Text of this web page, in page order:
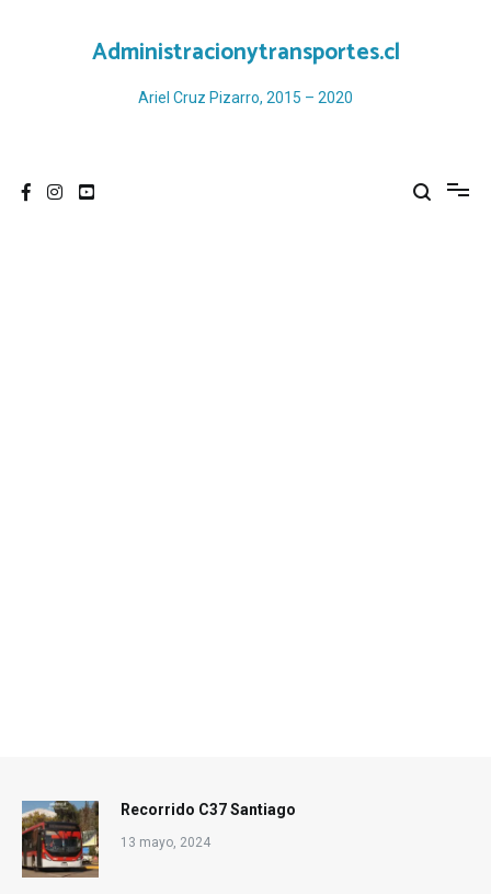
Administracionytransportes.cl
Ariel Cruz Pizarro, 2015 – 2020
Recorrido C37 Santiago
13 mayo, 2024